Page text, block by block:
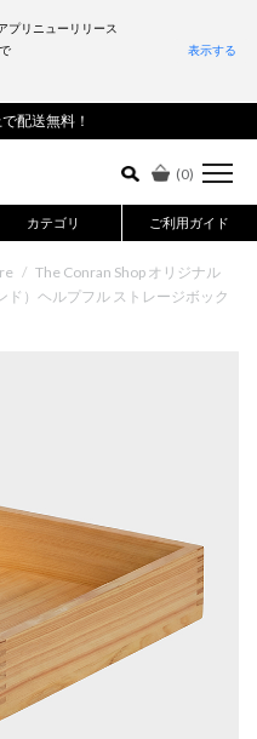
配送無料！
(0)
カテゴリ ご利用ガイド
詳細検索はこちら
/ The Conran Shop オリジナル
ド）ヘルプフル ストレージボック
プリニューリリース
表示する